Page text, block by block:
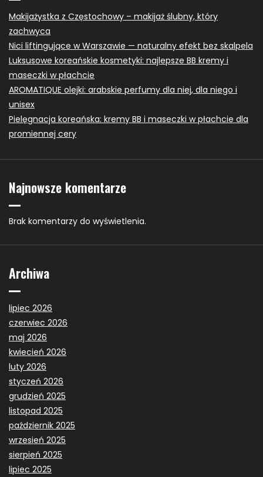
Makijażystka z Częstochowy – makijaż ślubny, który
zachwyca
Nici liftingujące w Warszawie — naturalny efekt bez skalpela
Luksusowe koreańskie kosmetyki: najlepsze BB kremy i
maseczki w płachcie
AROMATIQUE olejki: arabskie perfumy dla niej, dla niego i
unisex
Pielęgnacja koreańska: kremy BB i maseczki w płachcie dla
promiennej cery
Najnowsze komentarze
Brak komentarzy do wyświetlenia.
Archiwa
lipiec 2026
czerwiec 2026
maj 2026
kwiecień 2026
luty 2026
styczeń 2026
grudzień 2025
listopad 2025
październik 2025
wrzesień 2025
sierpień 2025
lipiec 2025